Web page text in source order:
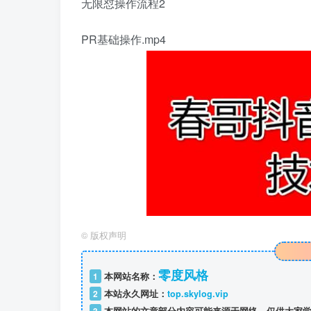
无限怼操作流程2
PR基础操作.mp4
© 版权声明
1 本网站名称： 零度风格
2 本站永久网址： top.skylog.vip